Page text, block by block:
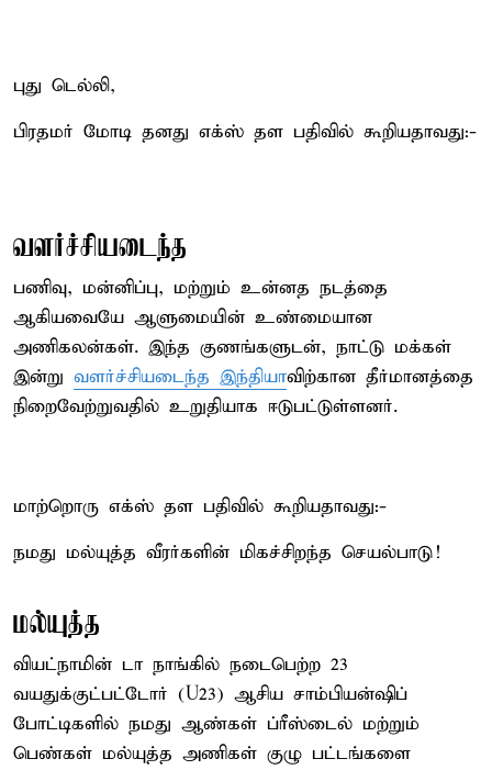
புது டெல்லி,
பிரதமர் மோடி தனது எக்ஸ் தள பதிவில் கூறியதாவது:-
வளர்ச்சியடைந்த
பணிவு, மன்னிப்பு, மற்றும் உன்னத நடத்தை
ஆகியவையே ஆளுமையின் உண்மையான
அணிகலன்கள். இந்த குணங்களுடன், நாட்டு மக்கள்
இன்று வளர்ச்சியடைந்த இந்தியாவிற்கான தீர்மானத்தை
நிறைவேற்றுவதில் உறுதியாக ஈடுபட்டுள்ளனர்.
மாற்றொரு எக்ஸ் தள பதிவில் கூறியதாவது:-
நமது மல்யுத்த வீரர்களின் மிகச்சிறந்த செயல்பாடு!
மல்யுத்த
வியட்நாமின் டா நாங்கில் நடைபெற்ற 23
வயதுக்குட்பட்டோர் (U23) ஆசிய சாம்பியன்ஷிப்
போட்டிகளில் நமது ஆண்கள் ப்ரீஸ்டைல் ​​மற்றும்
பெண்கள் மல்யுத்த அணிகள் குழு பட்டங்களை